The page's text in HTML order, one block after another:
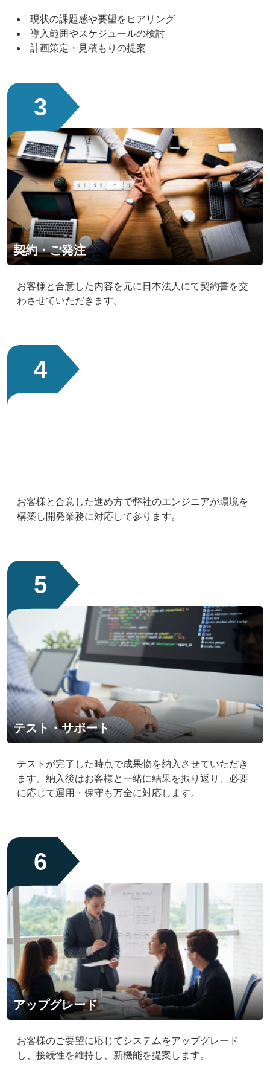
現状の課題感や要望をヒアリング
導入範囲やスケジュールの検討
計画策定・見積もりの提案
3
契約・ご発注
お客様と合意した内容を元に日本法人にて契約書を交
わさせていただきます。
4
お客様と合意した進め方で弊社のエンジニアが環境を
構築し開発業務に対応して参ります。
5
テスト・サポート
テストが完了した時点で成果物を納入させていただき
ます。納入後はお客様と一緒に結果を振り返り、必要
に応じて運用・保守も万全に対応します。
6
アップグレード
お客様のご要望に応じてシステムをアップグレード
し、接続性を維持し、新機能を提案します。